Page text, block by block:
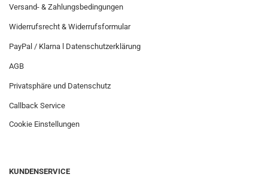
Versand- & Zahlungsbedingungen
Widerrufsrecht & Widerrufsformular
PayPal / Klarna l Datenschutzerklärung
AGB
Privatsphäre und Datenschutz
Callback Service
Cookie Einstellungen
KUNDENSERVICE